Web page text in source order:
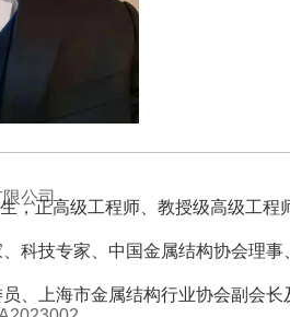
公司
，正高级工程师、教授级高级工
科技专家、中国金属结构协会理
、上海市金属结构行业协会副会